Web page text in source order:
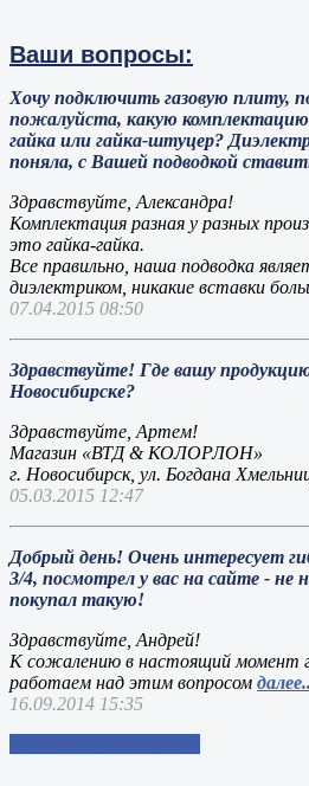
Ваши вопросы:
Хочу подключить газовую плиту,
пожалуйста, какую
гайка или гайка-штуцер?
поняла, с Вашей подводкой
Здравствуйте, Александра!
Комплектация разная у разных
это гайка-гайка.
Все правильно, наша подводка
диэлектриком, никакие вставки
07.04.2015 08:50
Здравствуйте! Где вашу
Новосибирске?
Здравствуйте, Артем!
Магазин «ВТД & КОЛОРЛОН»
г. Новосибирск, ул. Богдана
05.03.2015 12:47
Добрый день! Очень интересует
3/4, посмотрел у вас на сайте - не
покупал такую!
Здравствуйте, Андрей!
К сожалению в настоящий момент
работаем над этим вопросом
16.09.2014 15:35